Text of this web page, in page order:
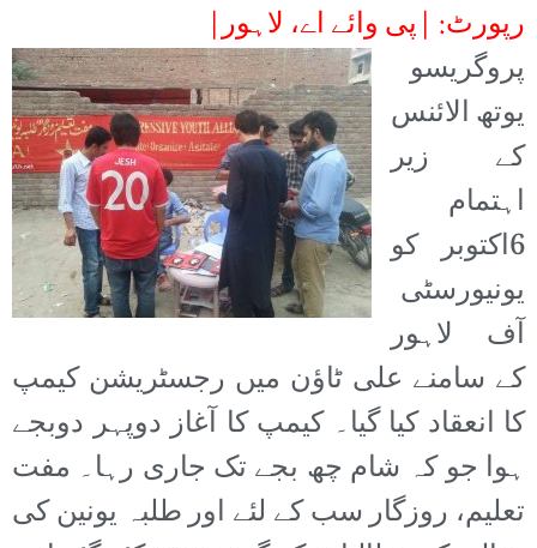
رپورٹ: |پی وائے اے، لاہور|
پروگریسو
یوتھ الائنس
کے زیر
اہتمام
6اکتوبر کو
یونیورسٹی
آف لاہور
کے سامنے علی ٹاؤن میں رجسٹریشن کیمپ
کا انعقاد کیا گیا۔ کیمپ کا آغاز دوپہر دوبجے
ہوا جو کہ شام چھ بجے تک جاری رہا۔ مفت
تعلیم، روزگار سب کے لئے اور طلبہ یونین کی